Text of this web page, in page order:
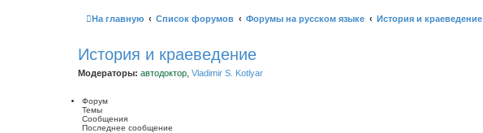
На главную Список форумов Форумы на русском языке История и краеведение
История и краеведение
Модераторы: автодоктор Vladimir S. Kotlyar
Форум
Темы
Сообщения
Последнее сообщение